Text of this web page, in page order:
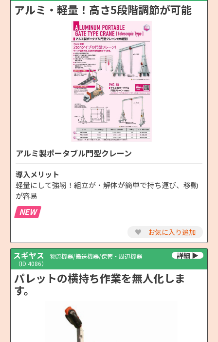
アルミ・軽量！高さ5段階調節が可能
アルミ製ポータブル門型クレーン
導入メリット
軽量にして強靭！組立が・解体が簡単で持ち運び、移動
が容易
NEW
♥ お気に入り追加
スギヤス
物流機器/搬送機器/保管・周辺機器
（ID:4086）
パレットの横持ち作業を無人化しま
す。